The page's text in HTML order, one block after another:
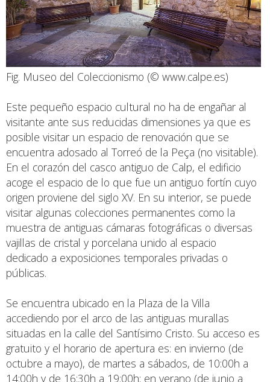
Fig. Museo del Coleccionismo (© www.calpe.es)
Este pequeño espacio cultural no ha de engañar al
visitante ante sus reducidas dimensiones ya que es
posible visitar un espacio de renovación que se
encuentra adosado al Torreó de la Peça (no visitable).
En el corazón del casco antiguo de Calp, el edificio
acoge el espacio de lo que fue un antiguo fortín cuyo
origen proviene del siglo XV. En su interior, se puede
visitar algunas colecciones permanentes como la
muestra de antiguas cámaras fotográficas o diversas
vajillas de cristal y porcelana unido al espacio
dedicado a exposiciones temporales privadas o
públicas.
Se encuentra ubicado en la Plaza de la Villa
accediendo por el arco de las antiguas murallas
situadas en la calle del Santísimo Cristo. Su acceso es
gratuito y el horario de apertura es: en invierno (de
octubre a mayo), de martes a sábados, de 10:00h a
14:00h y de 16:30h a 19:00h; en verano (de junio a